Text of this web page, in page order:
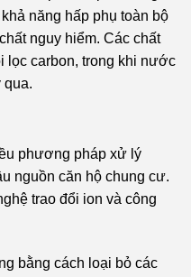
năng hấp phụ toàn bộ
nguy hiểm. Các chất
lọc carbon, trong khi nước
qua.
phương pháp xử lý
nguồn căn hộ chung cư.
trao đổi ion và công
bằng cách loại bỏ các